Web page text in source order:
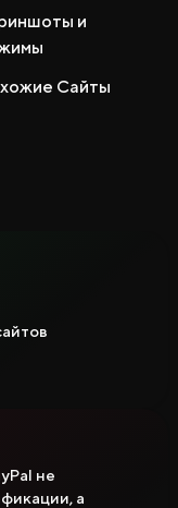
Скинов
за Регистрацию
и
Сайты
не
а